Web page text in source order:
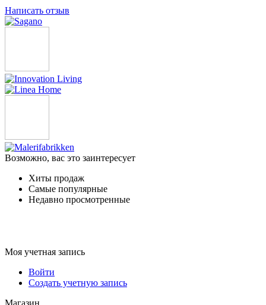
Написать отзыв
Возможно, вас это заинтересует
Хиты продаж
Самые популярные
Недавно просмотренные
Моя учетная запись
Войти
Создать учетную запись